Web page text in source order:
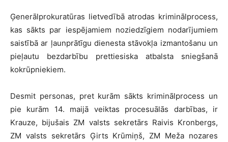
Ģenerālprokuratūras lietvedībā atrodas kriminālprocess,
kas sākts par iespējamiem noziedzīgiem nodarījumiem
saistībā ar ļaunprātīgu dienesta stāvokļa izmantošanu un
pieļautu bezdarbību prettiesiska atbalsta sniegšanā
kokrūpniekiem.
Desmit personas, pret kurām sākts kriminālprocess un
pie kurām 14. maijā veiktas procesuālās darbības, ir
Krauze, bijušais ZM valsts sekretārs Raivis Kronbergs,
ZM valsts sekretārs Ģirts Krūmiņš, ZM Meža nozares